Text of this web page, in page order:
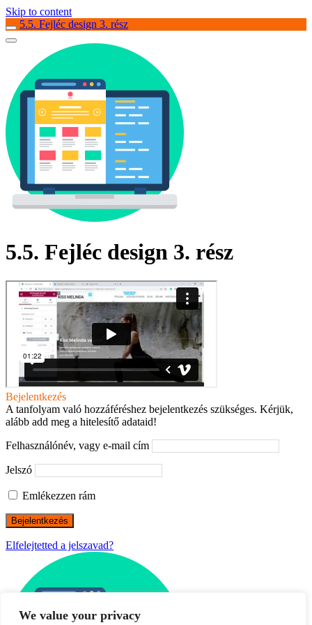
We value your privacy
Skip to content
5.5. Fejléc design 3. rész
5.5. Fejléc design 3. rész
Bejelentkezés
A tanfolyam való hozzáféréshez bejelentkezés szükséges. Kérjük,
alább add meg a hitelesítő adataid!
Felhasználónév, vagy e-mail cím
Jelszó
Emlékezzen rám
Elfelejtetted a jelszavad?